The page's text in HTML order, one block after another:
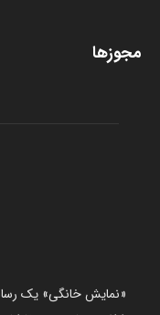
مجوزها
«نمایش خانگی» یک